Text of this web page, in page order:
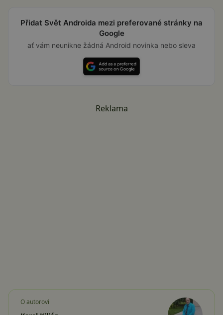
Přidat Svět Androida mezi preferované stránky na
Google
ať vám neunikne žádná Android novinka nebo sleva
Reklama
O autorovi